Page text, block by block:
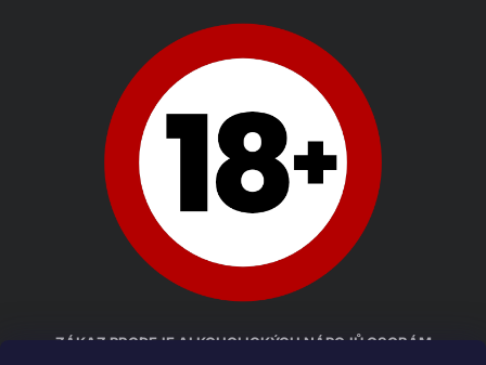
ZÁKAZ PRODEJE ALKOHOLICKÝCH NÁPOJŮ OSOBÁM